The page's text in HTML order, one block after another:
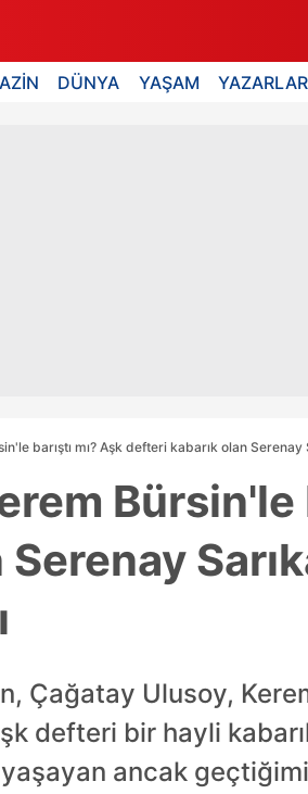
DÜNYA YAŞAM YAZARLAR
barıştı mı? Aşk defteri kabarık olan Serenay
Bürsin'le
Çağatay Ulusoy,
defteri bir hayli
ancak